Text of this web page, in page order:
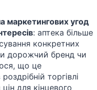
маркетингових угод
: аптека більше
конкретних
дорожчий бренд чи
що це
торгівлі
для кінцевого